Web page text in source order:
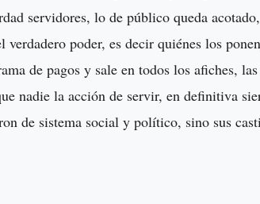
servidores, lo de público queda
verdadero poder, es decir quiénes los
de pagos y sale en todos los afiches,
nadie la acción de servir, en definitiva
de sistema social y político, sino sus